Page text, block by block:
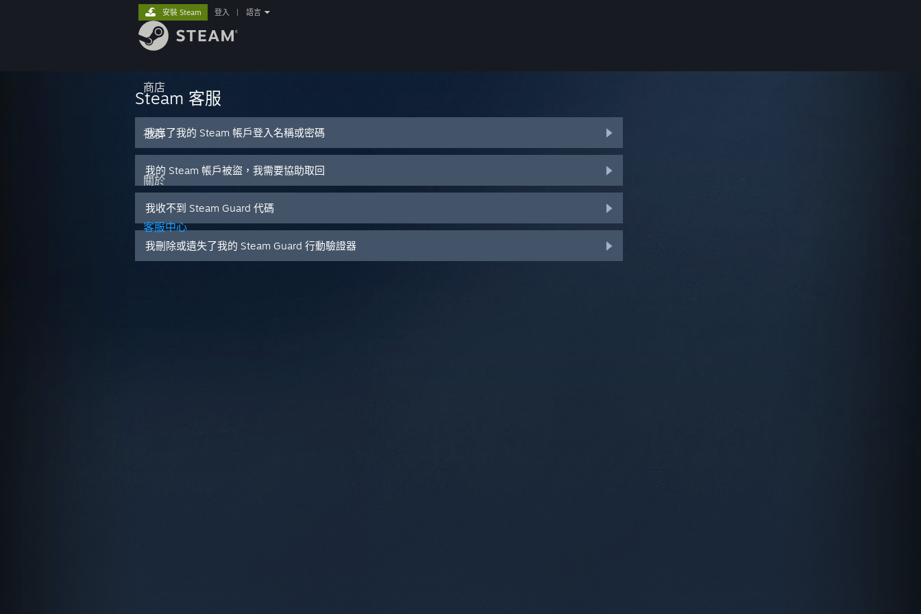
商店
社群
關於
客服中心
安裝 Steam 登入 語言
Steam 客服
我忘了我的 Steam 帳戶登入名稱或密碼
我的 Steam 帳戶被盜，我需要協助取回
我收不到 Steam Guard 代碼
我刪除或遺失了我的 Steam Guard 行動驗證器